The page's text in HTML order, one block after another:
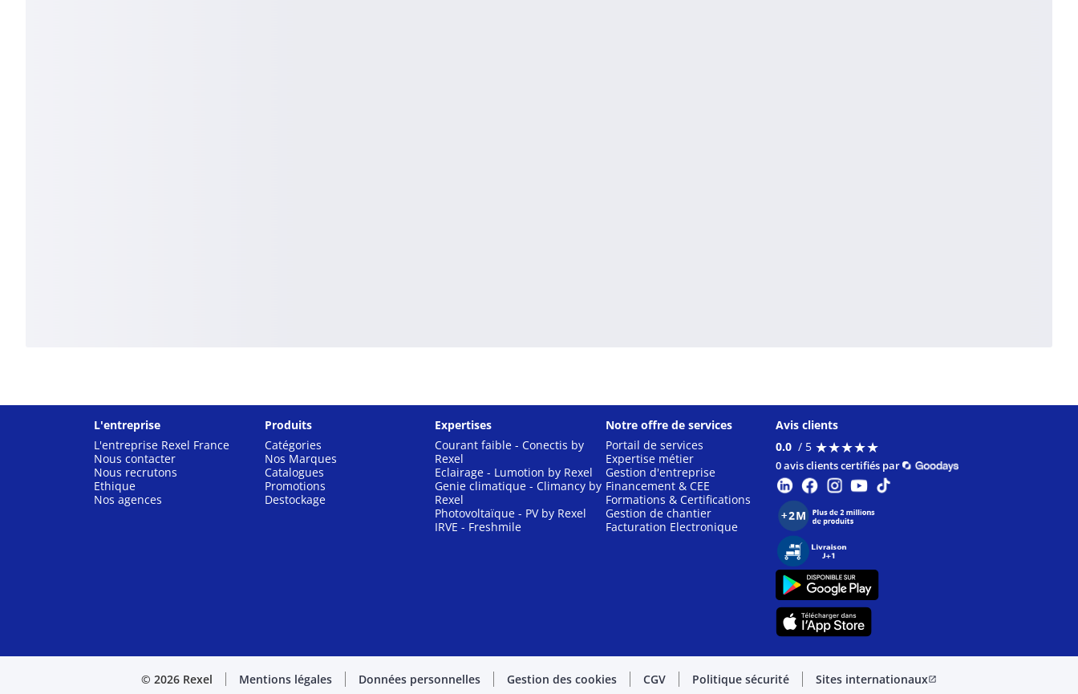
L'entreprise
L'entreprise Rexel France
Nous contacter
Nous recrutons
Ethique
Nos agences
Produits
Catégories
Nos Marques
Catalogues
Promotions
Destockage
Expertises
Courant faible - Conectis by
Rexel
Eclairage - Lumotion by Rexel
Genie climatique - Climancy by
Rexel
Photovoltaïque - PV by Rexel
IRVE - Freshmile
Notre offre de services
Portail de services
Expertise métier
Gestion d'entreprise
Financement & CEE
Formations & Certifications
Gestion de chantier
Facturation Electronique
Avis clients
0.0 / 5 ★★★★★
★★★★★
0 avis clients certifiés par
© 2026 Rexel Mentions légales Données personnelles Gestion des cookies CGV Politique sécurité Sites internationauxopen_in_new